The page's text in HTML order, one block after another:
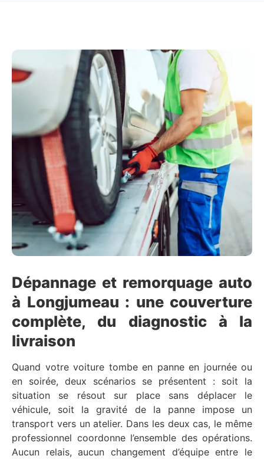
Dépannage et remorquage auto
à Longjumeau : une couverture
complète, du diagnostic à la
livraison
Quand votre voiture tombe en panne en journée ou
en soirée, deux scénarios se présentent : soit la
situation se résout sur place sans déplacer le
véhicule, soit la gravité de la panne impose un
transport vers un atelier. Dans les deux cas, le même
professionnel coordonne l’ensemble des opérations.
Aucun relais, aucun changement d’équipe entre le